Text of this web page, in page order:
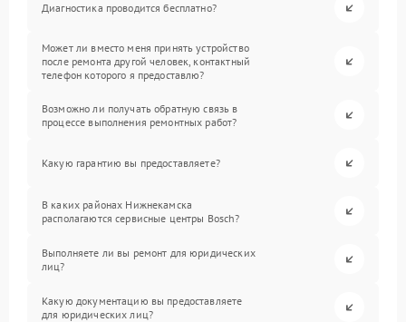
Диагностика проводится бесплатно?
Может ли вместо меня принять устройство
после ремонта другой человек, контактный
телефон которого я предоставлю?
Возможно ли получать обратную связь в
процессе выполнения ремонтных работ?
Какую гарантию вы предоставляете?
В каких районах Нижнекамска
располагаются сервисные центры Bosch?
Выполняете ли вы ремонт для юридических
лиц?
Какую документацию вы предоставляете
для юридических лиц?